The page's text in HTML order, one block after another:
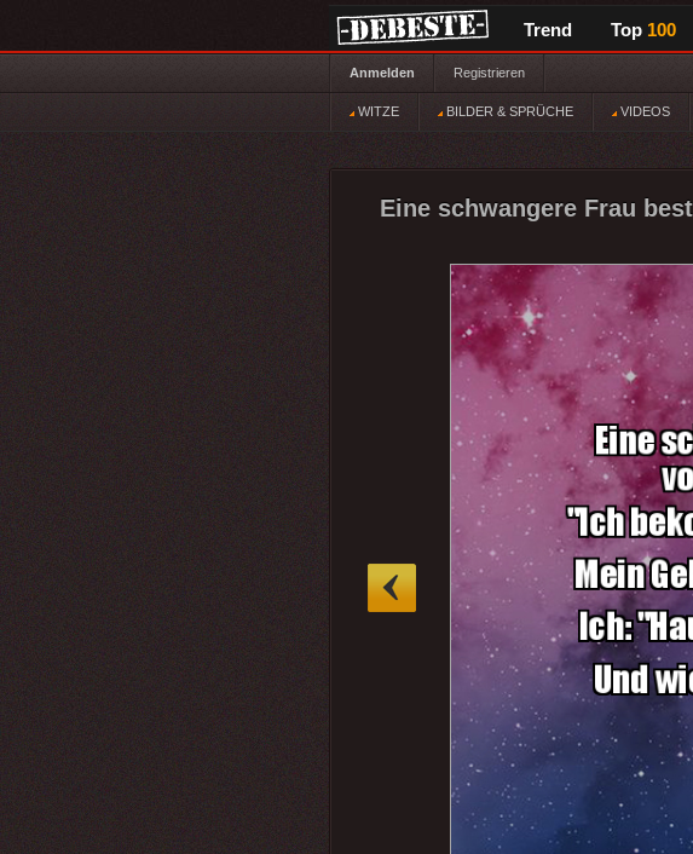
Trend Top 100
Anmelden Registrieren
WITZE BILDER & SPRÜCHE VIDEOS
Eine schwangere Frau